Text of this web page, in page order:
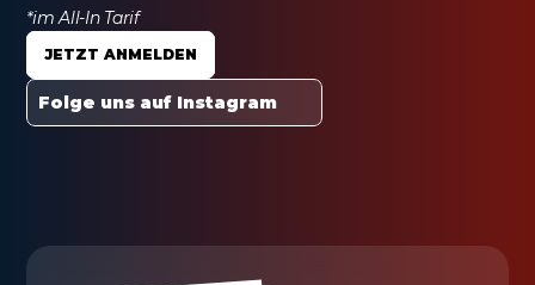
*im All-In Tarif
JETZT ANMELDEN
Folge uns auf Instagram